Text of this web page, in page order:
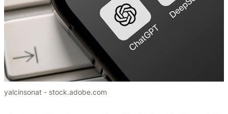
yalcinsonat - stock.adobe.com